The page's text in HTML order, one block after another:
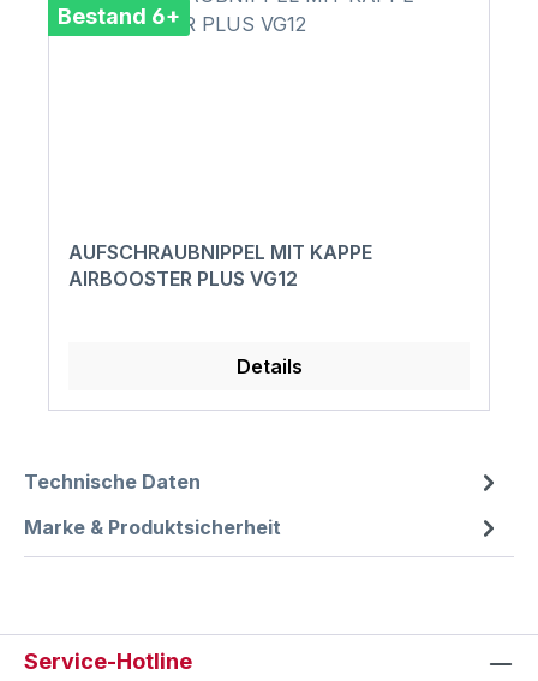
Bestand 6+
AUFSCHRAUBNIPPEL MIT KAPPE
AIRBOOSTER PLUS VG12
Details
Technische Daten
Marke & Produktsicherheit
Service-Hotline